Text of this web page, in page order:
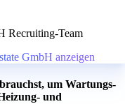
Recruiting-Team
GmbH anzeigen
um Wartungs-
und